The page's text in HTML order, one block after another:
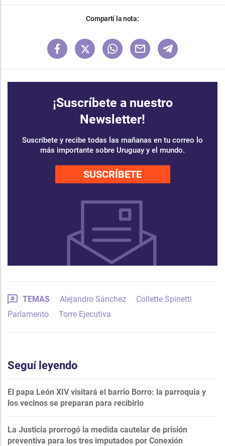
Compartí la nota:
¡Suscríbete a nuestro
Newsletter!
Suscríbete y recibe todas las mañanas en tu correo lo
más importante sobre Uruguay y el mundo.
SUSCRÍBETE
TEMAS Alejandro Sánchez
Collette Spinetti
Parlamento
Torre Ejecutiva
Seguí leyendo
El papa León XIV visitará el barrio Borro: la parroquia y
los vecinos se preparan para recibirlo
La Justicia prorrogó la medida cautelar de prisión
preventiva para los tres imputados por Conexión